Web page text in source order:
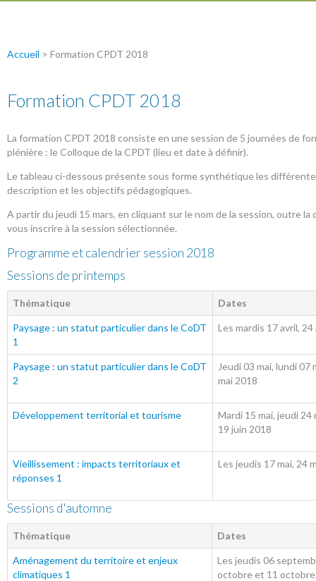
Accueil > Formation CPDT 2018
Formation CPDT 2018
La formation CPDT 2018 consiste en une session de 5 journées de
plénière : le Colloque de la CPDT (lieu et date à définir).
Le tableau ci-dessous présente sous forme synthétique les
description et les objectifs pédagogiques.
A partir du jeudi 15 mars, en cliquant sur le nom de la session, outre
vous inscrire à la session sélectionnée.
Programme et calendrier session 2018
Sessions de printemps
Thématique Dates
Paysage : un statut particulier dans le CoDT
1
Les mardis 17 avril,
Paysage : un statut particulier dans le CoDT
2
Jeudi 03 mai, lundi 07
mai 2018
Développement territorial et tourisme
Mardi 15 mai, jeudi 24
19 juin 2018
Vieillissement : impacts territoriaux et
réponses 1
Les jeudis 17 mai, 24
Sessions d'automne
Thématique Dates
Aménagement du territoire et enjeux
climatiques 1
Les jeudis 06
octobre et 11